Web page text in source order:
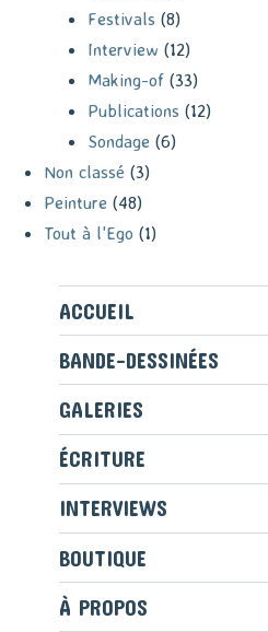
Festivals (8)
Interview (12)
Making-of (33)
Publications (12)
Sondage (6)
Non classé (3)
Peinture (48)
Tout à l'Ego (1)
ACCUEIL
BANDE-DESSINÉES
GALERIES
ÉCRITURE
INTERVIEWS
BOUTIQUE
À PROPOS